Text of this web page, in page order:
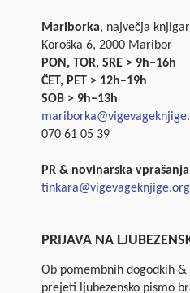
Mariborka, največja
Koroška 6, 2000 Maribor
PON, TOR, SRE > 9h–16h
ČET, PET > 12h–19h
SOB > 9h–13h
070 61 05 39
PR & novinarska vprašanja
tinkara@vigevageknjige.org
PRIJAVA NA
Ob pomembnih dogodkih
prejeti ljubezensko pismo